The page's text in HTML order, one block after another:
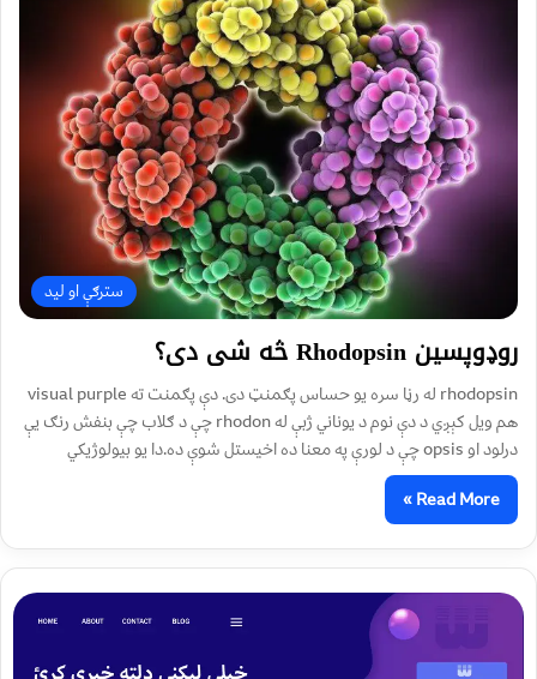
سترګې او لید
روډوپسین Rhodopsin څه شی دی؟
rhodopsin له رڼا سره یو حساس پګمنټ دی. دې پګمنت ته visual purple
هم ویل کېږي د دې نوم د یوناني ژبې له rhodon چې د ګلاب چې بنفش رنګ یې
درلود او opsis چې د لورې په معنا ده اخیستل شوې ده.دا یو بیولوژيکي
Read More »